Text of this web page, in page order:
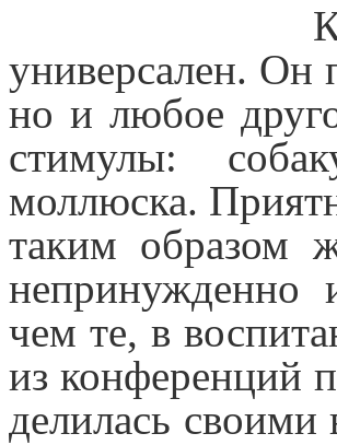
Карен
универсален. Он
но и любое
стимулы:
моллюска.
таким образом
непринужденно
чем те, в
из конференций
делилась